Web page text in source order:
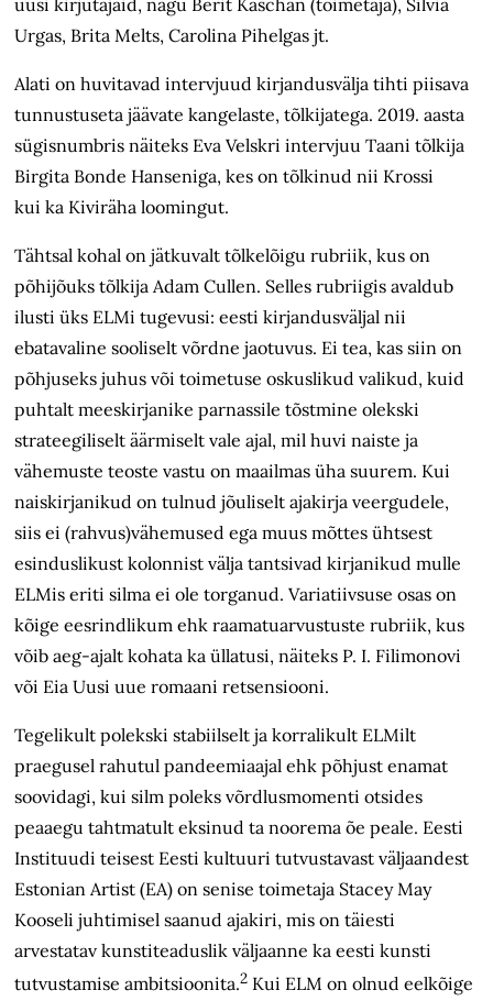
Urgas, Brita Melts, Carolina Pihelgas jt.
Alati on huvitavad intervjuud kirjandusvälja tihti piisava
tunnustuseta jäävate kangelaste, tõlkijatega. 2019. aasta
sügisnumbris näiteks Eva Velskri inter­vjuu Taani tõlkija
Birgita Bonde Hanseniga, kes on tõlkinud nii Krossi
kui ka Kiviräha loomingut.
Tähtsal kohal on jätkuvalt tõlkelõigu rubriik, kus on
põhijõuks tõlkija Adam Cullen. Selles rubriigis avaldub
ilusti üks ELMi tugevusi: eesti kirjandusväljal nii
ebatavaline sooliselt võrdne jaotuvus. Ei tea, kas siin on
põhjuseks juhus või toimetuse oskuslikud valikud, kuid
puhtalt meeskirjanike parnassile tõstmine olekski
strateegiliselt äärmiselt vale ajal, mil huvi naiste ja
vähemuste teoste vastu on maailmas üha suurem. Kui
naiskirjanikud on tulnud jõuliselt ajakirja veergudele,
siis ei (rahvus)vähemused ega muus mõttes ühtsest
esinduslikust kolonnist välja tantsivad kirjanikud mulle
ELMis eriti silma ei ole torganud. Variatiivsuse osas on
kõige eesrindlikum ehk raamatuarvustuste rubriik, kus
võib aeg-ajalt kohata ka üllatusi, näiteks P. I. Filimonovi
või Eia Uusi uue romaani retsensiooni.
Tegelikult polekski stabiilselt ja korralikult ELMilt
praegusel rahutul pandeemiaajal ehk põhjust enamat
soovidagi, kui silm poleks võrdlusmomenti otsides
peaaegu tahtmatult eksinud ta noorema õe peale. Eesti
Instituudi teisest Eesti kultuuri tutvustavast välja­andest
Estonian Artist (EA) on senise toimetaja Stacey May
Kooseli juhtimisel saanud ajakiri, mis on täiesti
arvestatav kunstiteaduslik väljaanne ka eesti kunsti
tutvustamise ambitsioonita.2 Kui ELM on olnud eelkõige